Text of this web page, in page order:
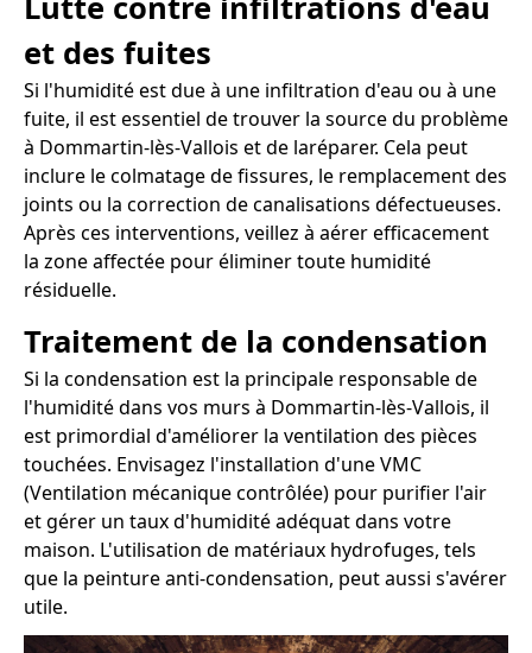
et des fuites
Si l'humidité est due à une infiltration d'eau ou à une
fuite, il est essentiel de trouver la source du problème
à Dommartin-lès-Vallois et de laréparer. Cela peut
inclure le colmatage de fissures, le remplacement des
joints ou la correction de canalisations défectueuses.
Après ces interventions, veillez à aérer efficacement
la zone affectée pour éliminer toute humidité
résiduelle.
Traitement de la condensation
Si la condensation est la principale responsable de
l'humidité dans vos murs à Dommartin-lès-Vallois, il
est primordial d'améliorer la ventilation des pièces
touchées. Envisagez l'installation d'une VMC
(Ventilation mécanique contrôlée) pour purifier l'air
et gérer un taux d'humidité adéquat dans votre
maison. L'utilisation de matériaux hydrofuges, tels
que la peinture anti-condensation, peut aussi s'avérer
utile.